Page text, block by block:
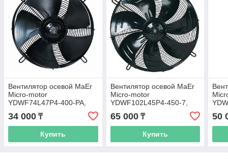
Вентилятор осевой MaEr
Micro-motor
YDWF74L47P4-400-PA,
4000 м3/час
34 000 ₸
Купить
Вентилятор осевой MaEr
Micro-motor
YDWF102L45P4-450-7,
6000 м3/час
65 000₸
Купить
50